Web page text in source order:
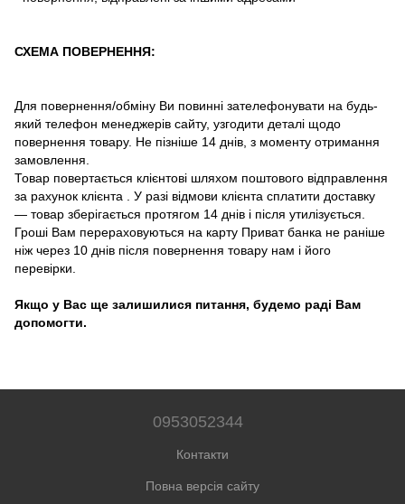
СХЕМА ПОВЕРНЕННЯ:
Для повернення/обміну Ви повинні зателефонувати на будь-
який телефон менеджерів сайту, узгодити деталі щодо
повернення товару. Не пізніше 14 днів, з моменту отримання
замовлення.
Товар повертається клієнтові шляхом поштового відправлення
за рахунок клієнта . У разі відмови клієнта сплатити доставку
― товар зберігається протягом 14 днів і після утилізується.
Гроші Вам перераховуються на карту Приват банка не раніше
ніж через 10 днів після повернення товару нам і його
перевірки.
Якщо у Вас ще залишилися питання, будемо раді Вам
допомогти.
0953052344
Контакти
Повна версія сайту